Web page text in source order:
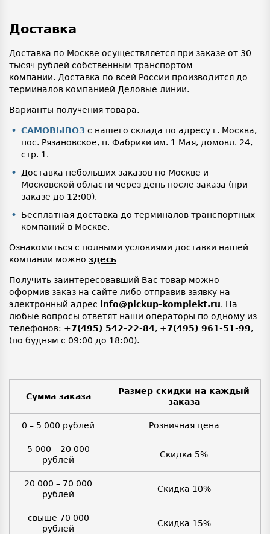
Доставка
Доставка по Москве осуществляется при заказе от 30
тысяч рублей собственным транспортом
компании. Доставка по всей России производится до
терминалов компанией Деловые линии.
Варианты получения товара.
САМОВЫВОЗ с нашего склада по адресу г. Москва,
пос. Рязановское, п. Фабрики им. 1 Мая, домовл. 24,
стр. 1.
Доставка небольших заказов по Москве и
Московской области через день после заказа (при
заказе до 12:00).
Бесплатная доставка до терминалов транспортных
компаний в Москве.
Ознакомиться с полными условиями доставки нашей
компании можно здесь
Получить заинтересовавший Вас товар можно
оформив заказ на сайте либо отправив заявку на
электронный адрес info@pickup-komplekt.ru. На
любые вопросы ответят наши операторы по одному из
телефонов: +7(495) 542-22-84, +7(495) 961-51-99,
(по будням с 09:00 до 18:00).
Сумма заказа
Размер скидки на каждый
заказа
0 – 5 000 рублей Розничная цена
5 000 – 20 000
рублей
Скидка 5%
20 000 – 70 000
рублей
Скидка 10%
свыше 70 000
рублей
Скидка 15%